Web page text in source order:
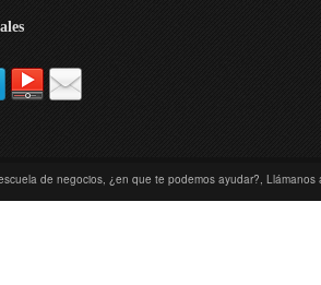
de negocios, ¿en que te podemos ayudar?,